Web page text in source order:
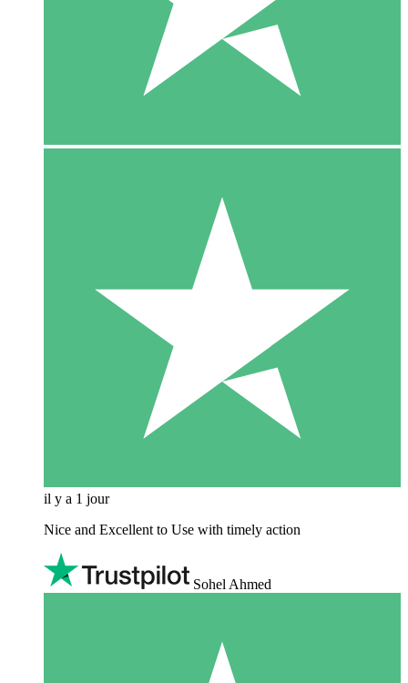
il y a 1 jour
Nice and Excellent to Use with timely action
Sohel Ahmed